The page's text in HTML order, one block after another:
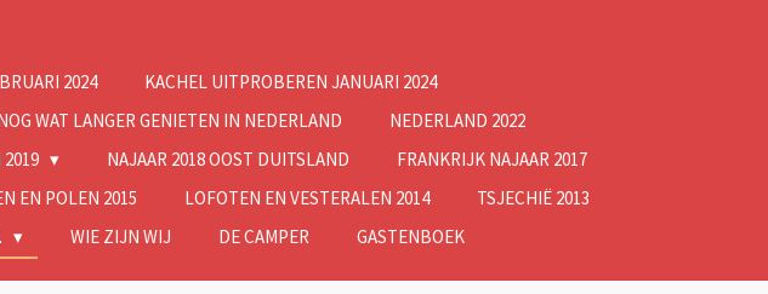
2024
KACHEL UITPROBEREN JANUARI 2024
WAT LANGER GENIETEN IN NEDERLAND
NEDERLAND 2022
2019 NAJAAR 2018 OOST DUITSLAND
FRANKRIJK NAJAAR 2017
EN POLEN 2015 LOFOTEN EN VESTERALEN 2014
TSJECHIË 2013
WIE ZIJN WIJ DE CAMPER GASTENBOEK